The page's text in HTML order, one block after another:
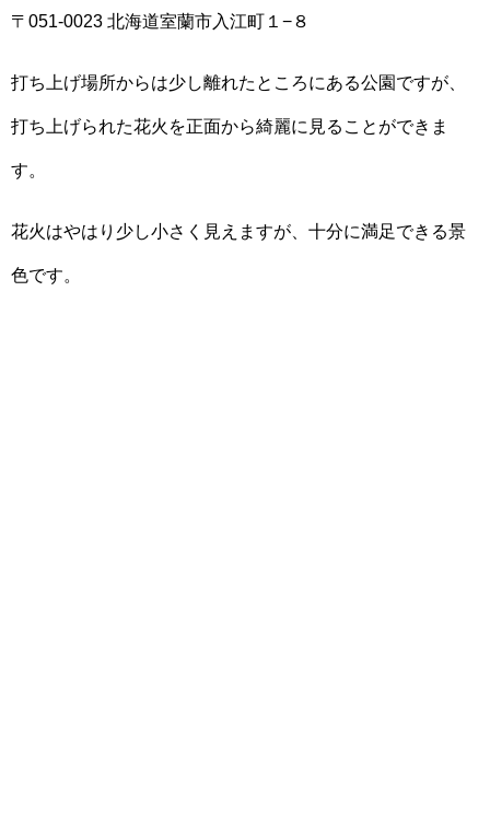
〒051-0023 北海道室蘭市入江町１−８
打ち上げ場所からは少し離れたところにある公園ですが、
打ち上げられた花火を正面から綺麗に見ることができま
す。
花火はやはり少し小さく見えますが、十分に満足できる景
色です。